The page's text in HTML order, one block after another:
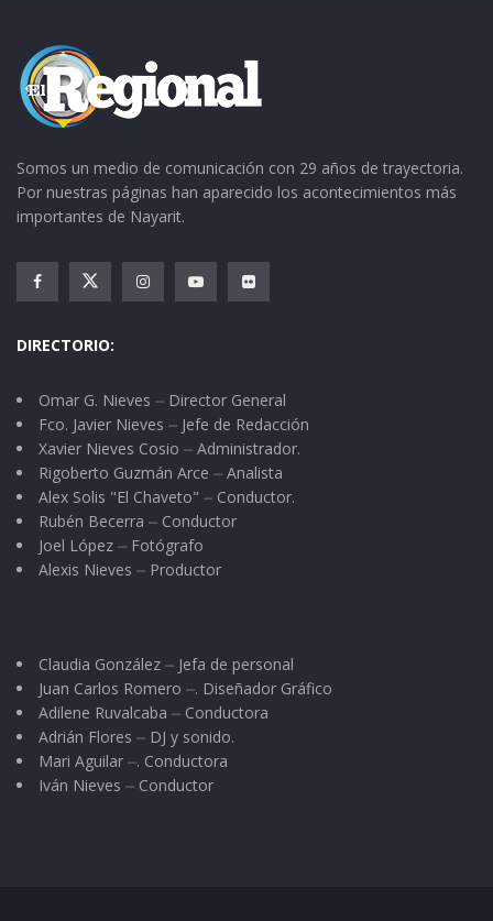
Somos un medio de comunicación con 29 años de trayectoria.
Por nuestras páginas han aparecido los acontecimientos más
importantes de Nayarit.
DIRECTORIO:
Omar G. Nieves ⏤ Director General
Fco. Javier Nieves ⏤ Jefe de Redacción
Xavier Nieves Cosio ⏤ Administrador.
Rigoberto Guzmán Arce ⏤ Analista
Alex Solis "El Chaveto" ⏤ Conductor.
Rubén Becerra ⏤ Conductor
Joel López ⏤ Fotógrafo
Alexis Nieves ⏤ Productor
Claudia González ⏤ Jefa de personal
Juan Carlos Romero ⏤. Diseñador Gráfico
Adilene Ruvalcaba ⏤ Conductora
Adrián Flores ⏤ DJ y sonido.
Mari Aguilar ⏤. Conductora
Iván Nieves ⏤ Conductor